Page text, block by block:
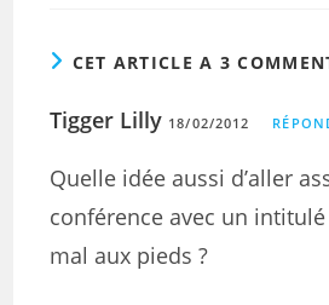
CET ARTICLE A 3
Tigger Lilly 18/02/2012
Quelle idée aussi d’aller
conférence avec un
mal aux pieds ?